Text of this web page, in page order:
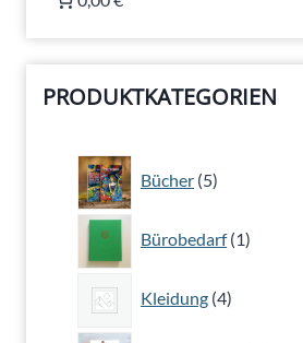
PRODUKTKATEGORIEN
Bücher 5
Produkte
Bürobedarf 1
Produkt
Kleidung 4
Produkte